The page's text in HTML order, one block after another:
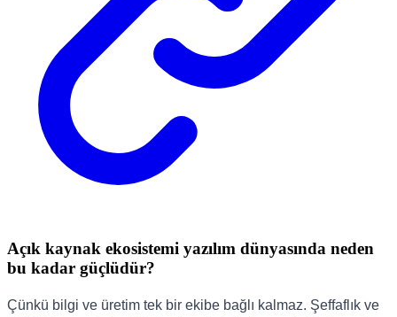
Açık kaynak ekosistemi yazılım dünyasında neden
bu kadar güçlüdür?
Çünkü bilgi ve üretim tek bir ekibe bağlı kalmaz. Şeffaflık ve